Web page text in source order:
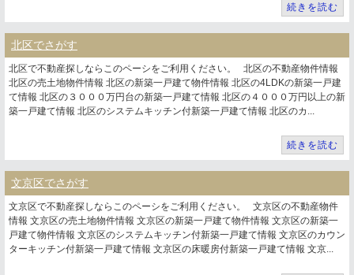
続きを読む
北区でさがす
北区で不動産探しならこのペーシをご利用ください。 北区の不動産物件情報
北区の売土地物件情報 北区の新築一戸建て物件情報 北区の4LDKの新築一戸建
て情報 北区の３０００万円台の新築一戸建て情報 北区の４０００万円以上の新
築一戸建て情報 北区のシステムキッチン付新築一戸建て情報 北区のカ...
続きを読む
文京区でさがす
文京区で不動産探しならこのペーシをご利用ください。 文京区の不動産物件
情報 文京区の売土地物件情報 文京区の新築一戸建て物件情報 文京区の新築一
戸建て物件情報 文京区のシステムキッチン付新築一戸建て情報 文京区のカウン
ターキッチン付新築一戸建て情報 文京区の床暖房付新築一戸建て情報 文京...